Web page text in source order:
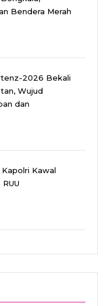
Bendera Merah
2026 Bekali
Wujud
dan
Kawal